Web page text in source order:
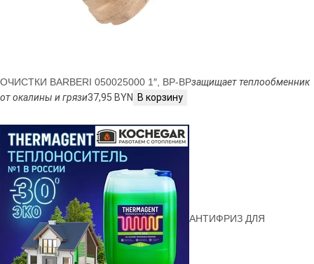
ОЧИСТКИ BARBERI 050025000 1″, ВР-ВРзащищает теплообменник
от окалины и грязи37,95 BYN В корзину
АНТИФРИЗ ДЛЯ